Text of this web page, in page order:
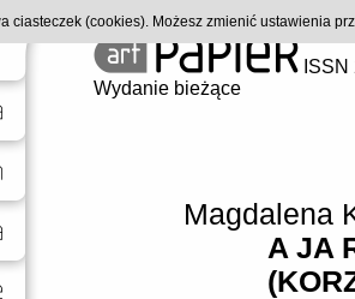
Wydanie bieżące
Magdalena
A JA
ciasteczek (cookies). Możesz zmienić ustawienia